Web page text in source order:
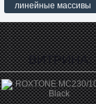
линейные массивы
ВИТРИНА: